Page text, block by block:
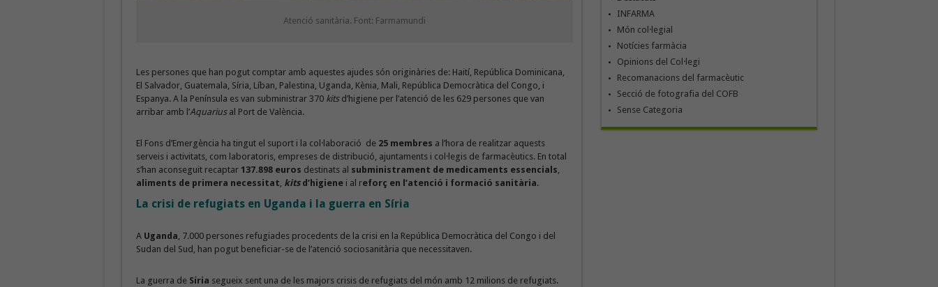
Atenció sanitària. Font: Farmamundi
Les persones que han pogut comptar amb aquestes ajudes són originàries de: Haití, República Dominicana,
El Salvador, Guatemala, Síria, Líban, Palestina, Uganda, Kènia, Mali, República Democràtica del Congo, i
Espanya. A la Península es van subministrar 370 kitsd’higiene per l’atenció de les 629 persones que van
arribar amb l’Aquariusal Port de València.
El Fons d’Emergència ha tingut el suport i la col·laboració de 25 membres a l’hora de realitzar aquests
serveis i activitats, com laboratoris, empreses de distribució, ajuntaments i col·legis de farmacèutics. En total
s’han aconseguit recaptar137.898 euros destinats al subministrament de medicaments essencials
aliments de primera necessitat kits d’higienei al reforç en l’atenció i formació sanitària.
La crisi de refugiats en Uganda i la guerra en Síria
A Uganda , 7.000 persones refugiades procedents de la crisi en la República Democràtica del Congo i del
Sudan del Sud, han pogut beneficiar-se de l’atenció sociosanitària que necessitaven.
La guerra de Síria segueix sent una de les majors crisis de refugiats del món amb 12 milions de refugiats.
INFARMA
Món col·legial
Notícies farmàcia
Opinions del Col·legi
Recomanacions del farmacèutic
Secció de fotografia del COFB
Sense Categoria